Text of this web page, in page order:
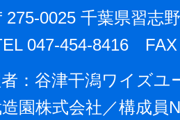
275-0025 千葉県習志
047-454-8416 FAX
：⾕津⼲潟ワイズユ
造園株式会社／構成